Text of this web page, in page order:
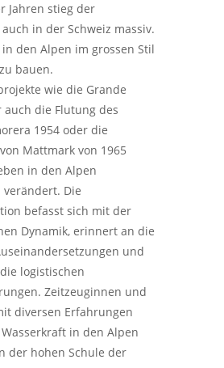
Jahren stieg der
in der Schweiz massiv.
den Alpen im grossen Stil
bauen.
wie die Grande
auch die Flutung des
1954 oder die
Mattmark von 1965
in den Alpen
Die
befasst sich mit der
Dynamik, erinnert an die
und
logistischen
Zeitzeuginnen und
diversen Erfahrungen
in den Alpen
der hohen Schule der